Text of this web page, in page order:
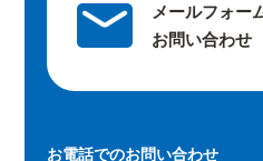
メールフォー
お問い合わせ
お電話でのお問い合わせ